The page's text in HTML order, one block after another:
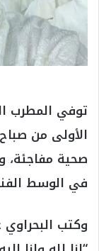
توفي المطرب
الأولى من
صحية مفاجئة،
في الوسط
وكتب